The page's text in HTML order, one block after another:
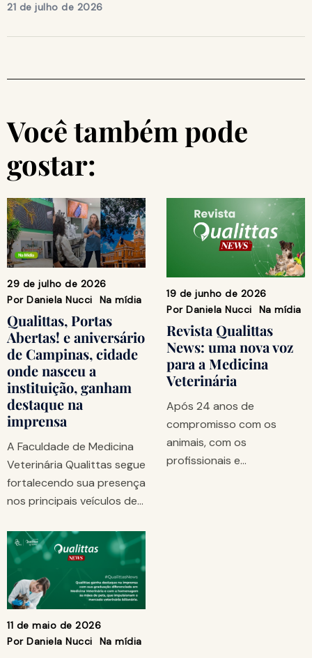
21 de julho de 2026
Você também pode
gostar:
29 de julho de 2026
Por Daniela Nucci Na mídia
Qualittas, Portas
Abertas! e aniversário
de Campinas, cidade
onde nasceu a
instituição, ganham
destaque na
imprensa
A Faculdade de Medicina
Veterinária Qualittas segue
fortalecendo sua presença
nos principais veículos de…
19 de junho de 2026
Por Daniela Nucci Na mídia
Revista Qualittas
News: uma nova voz
para a Medicina
Veterinária
Após 24 anos de
compromisso com os
animais, com os
profissionais e…
11 de maio de 2026
Por Daniela Nucci Na mídia